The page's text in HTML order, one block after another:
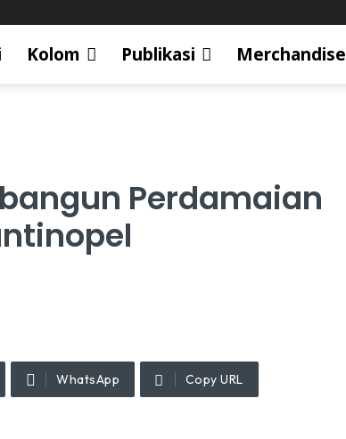
Kolom Publikasi Merchandise
Perdamaian
WhatsApp Copy URL